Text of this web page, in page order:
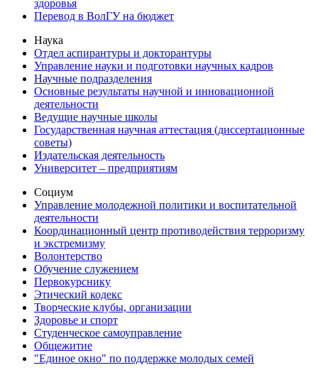
здоровья
Перевод в ВолГУ на бюджет
Наука
Отдел аспирантуры и докторантуры
Управление науки и подготовки научных кадров
Научные подразделения
Основные результаты научной и инновационной
деятельности
Ведущие научные школы
Государственная научная аттестация (диссертационные
советы)
Издательская деятельность
Университет – предприятиям
Социум
Управление молодежной политики и воспитательной
деятельности
Координационный центр противодействия терроризму
и экстремизму
Волонтерство
Обучение служением
Первокурснику
Этический кодекс
Творческие клубы, организации
Здоровье и спорт
Студенческое самоуправление
Общежитие
"Единое окно" по поддержке молодых семей